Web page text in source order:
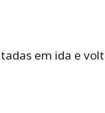
em ida e